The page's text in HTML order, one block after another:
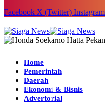
Facebook X (Twitter) Instagram
Home
Pemerintah
Daerah
Ekonomi & Bisnis
Advertorial